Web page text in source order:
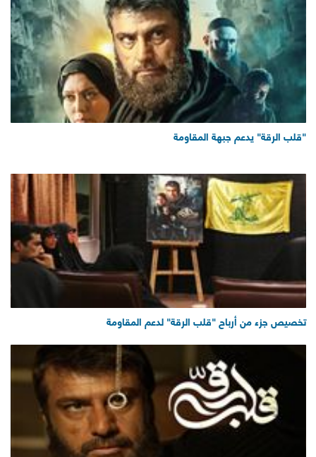
"قلب الرقة" يدعم جبهة المقاومة
تخصيص جزء من أرباح "قلب الرقة" لدعم المقاومة